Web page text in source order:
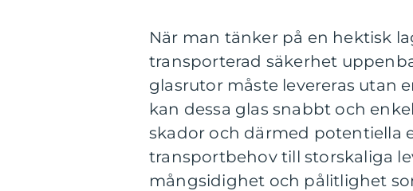
När man tänker på en hektisk
transporterad säkerhet
glasrutor måste levereras utan
kan dessa glas snabbt och
skador och därmed potentiella
transportbehov till storskaliga
mångsidighet och pålitlighet